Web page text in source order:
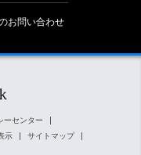
お問い合わせ
ーセンター
示 サイトマップ